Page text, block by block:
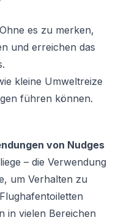
Ohne es zu merken,
und erreichen das
kleine Umweltreize
führen können.
von Nudges
– die Verwendung
um Verhalten zu
in vielen Bereichen